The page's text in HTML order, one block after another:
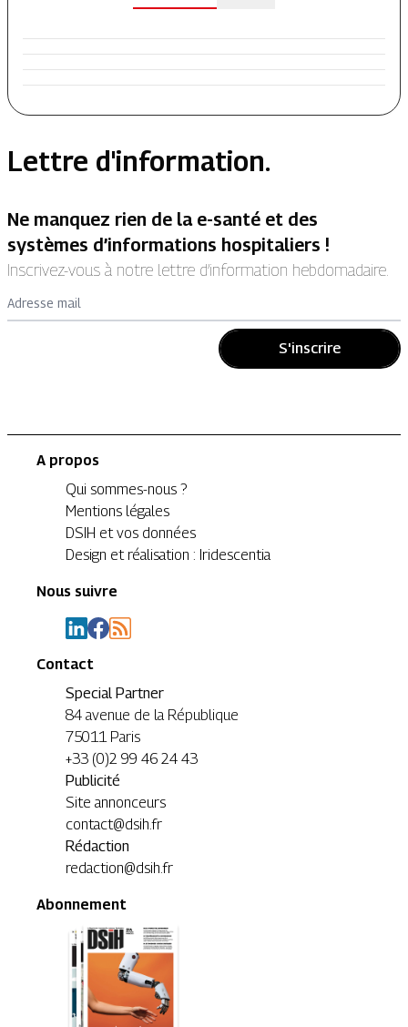
Lettre d'information.
Ne manquez rien de la e-santé et des
systèmes d’informations hospitaliers !
Inscrivez-vous à notre lettre d’information hebdomadaire.
Adresse mail
S'inscrire
A propos
Qui sommes-nous ?
Mentions légales
DSIH et vos données
Design et réalisation : Iridescentia
Nous suivre
Contact
Special Partner
84 avenue de la République
75011 Paris
+33 (0)2 99 46 24 43
Publicité
Site annonceurs
contact@dsih.fr
Rédaction
redaction@dsih.fr
Abonnement